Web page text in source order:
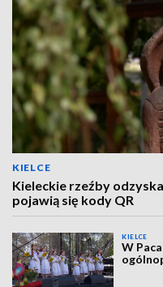
KIELCE
Kieleckie rzeźby
pojawią się kody QR
KIELCE
W